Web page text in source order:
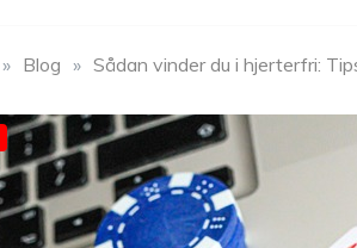
» Blog » Sådan vinder du i hjerterfri: